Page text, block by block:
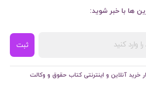
ها با خبر شوید:
ثبت
خرید آنلاین و اینترنتی کتاب حقوق و وکالت